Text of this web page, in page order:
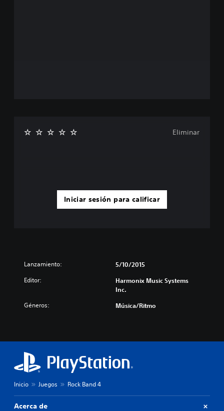
Iniciar sesión para calificar
Eliminar
Lanzamiento: 5/10/2015
Editor:
Harmonix Music Systems
Inc.
Géneros: Música/Ritmo
Inicio Juegos Rock Band 4
Acerca de